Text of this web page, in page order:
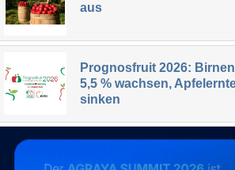
aus
Prognosfruit 2026:
5,5 % wachsen,
sinken